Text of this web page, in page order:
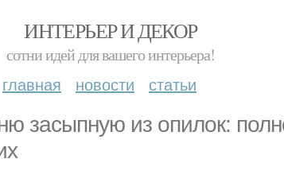
ИНТЕРЬЕР И ДЕКОР
сотни идей для вашего интерьера!
главная новости статьи
засыпную из опилок: